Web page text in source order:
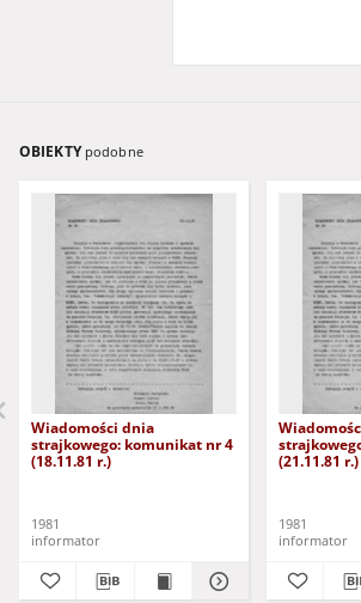
OBIEKTY podobne
Wiadomości dnia
strajkowego: komunikat nr 4
(18.11.81 r.)
1981
informator
(21.11.81 r.)
1981
informator